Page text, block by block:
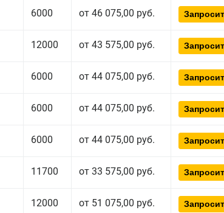
6000 от 46 075,00 руб.
12000 от 43 575,00 руб.
6000 от 44 075,00 руб.
6000 от 44 075,00 руб.
6000 от 44 075,00 руб.
11700 от 33 575,00 руб.
12000 от 51 075,00 руб.